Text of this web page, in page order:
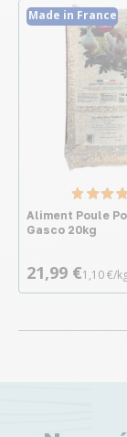
Made in France
Aliment Poule
Gasco 20kg
21,99 €1,10 €/